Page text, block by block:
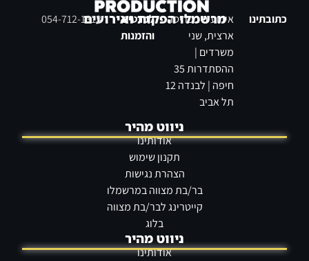
מרשמלו הפקות ואירועים כתובתינו
אירועים בפריסה
ארצית, שני
משרדים |
ההסתדרות 35
חיפה | לבנדה 12
תל אביב
לפרטים
והזמנות
054-712-1313
ניווט מהיר
אודותינו
תקנון שימוש
הצהרת נגישות
בר/בת מצווה במרשמלו
קייטרינג לבר/בת מצווה
בלוג
ניווט מהיר
אודותינו